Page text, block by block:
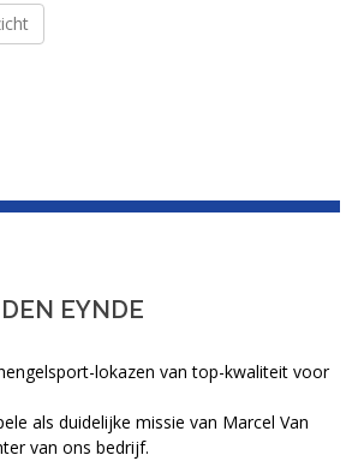
EYNDE
lokazen van top-kwaliteit voor
als duidelijke missie van Marcel Van
van ons bedrijf.